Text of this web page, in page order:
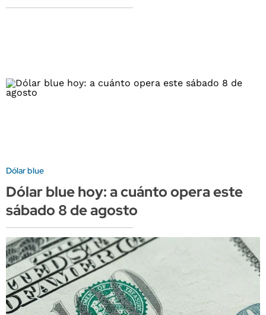
Dólar blue
Dólar blue hoy: a cuánto opera este
sábado 8 de agosto